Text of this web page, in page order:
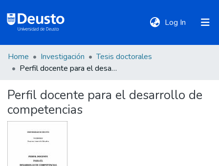
Log In (current)
DeustoTeka
Communities
&
Collections
Home Investigación
Tesis doctorales
Perfil docente para el desarrollo de competencias
Perfil docente para el desarrollo de
competencias